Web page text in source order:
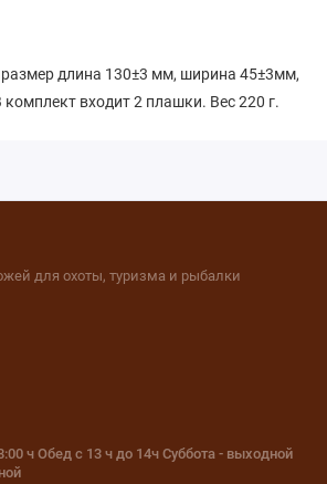
длина 130±3 мм, ширина 45±3мм,
входит 2 плашки. Вес 220 г.
для охоты, туризма и рыбалки
ч Обед с 13 ч до 14ч Суббота - выходной